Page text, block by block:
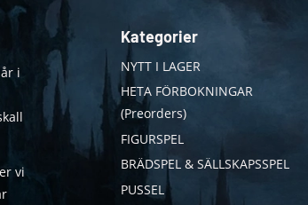
i
vi
Kategorier
NYTT I LAGER
HETA FÖRBOKNINGAR
(Preorders)
FIGURSPEL
BRÄDSPEL & SÄLLSKAPSSPEL
PUSSEL